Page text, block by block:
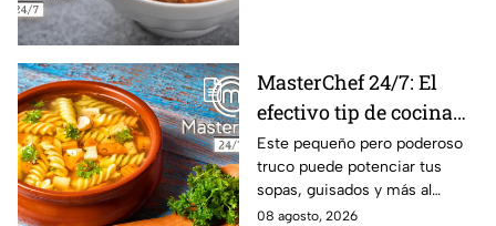
MasterChef 24/7: El
efectivo tip de cocina
de las abuelas para
darle sabor extra al
caldillo
Este pequeño pero poderoso
truco puede potenciar tus
sopas, guisados y más al
máximo.
08 agosto, 2026